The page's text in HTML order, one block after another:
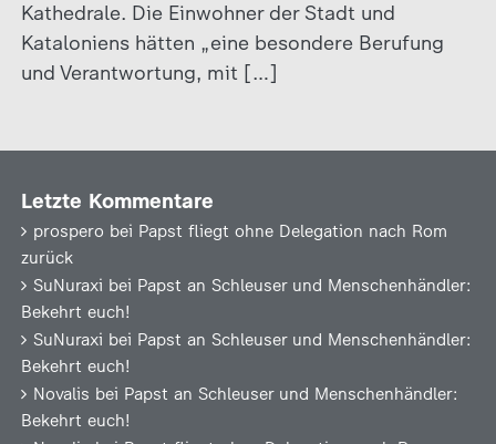
Kathedrale. Die Einwohner der Stadt und
Kataloniens hätten „eine besondere Berufung
und Verantwortung, mit […]
Letzte Kommentare
prospero bei Papst fliegt ohne Delegation nach Rom
zurück
SuNuraxi bei Papst an Schleuser und Menschenhändler:
Bekehrt euch!
SuNuraxi bei Papst an Schleuser und Menschenhändler:
Bekehrt euch!
Novalis bei Papst an Schleuser und Menschenhändler:
Bekehrt euch!